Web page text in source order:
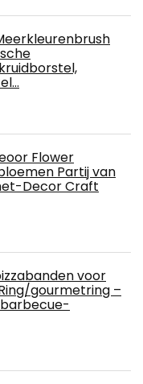
Flower
Partij van
Decor Craft
voor
gourmetring –